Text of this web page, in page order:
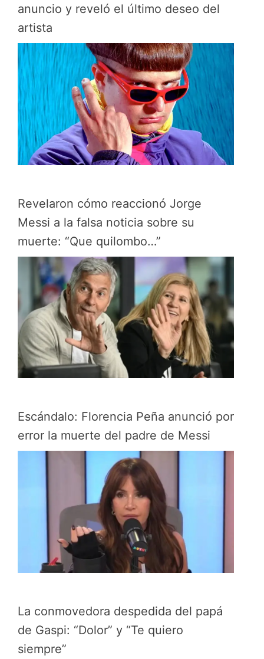
anuncio y reveló el último deseo del
artista
Revelaron cómo reaccionó Jorge
Messi a la falsa noticia sobre su
muerte: “Que quilombo…”
Escándalo: Florencia Peña anunció por
error la muerte del padre de Messi
La conmovedora despedida del papá
de Gaspi: “Dolor” y “Te quiero
siempre”